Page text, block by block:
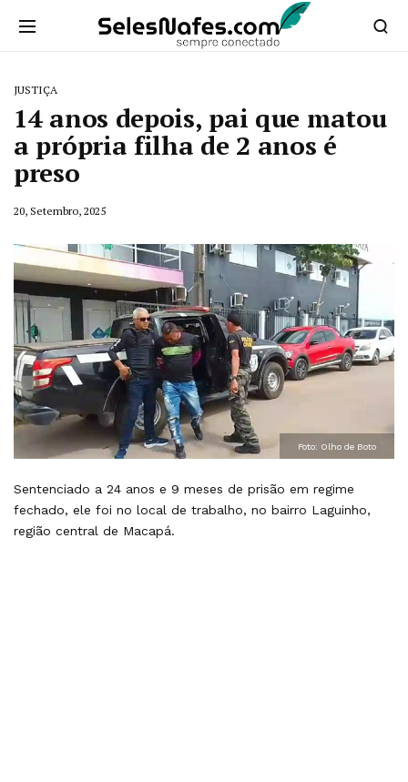
JUSTIÇA
14 anos depois, pai que matou
a própria filha de 2 anos é
preso
20, Setembro, 2025
Foto: Olho de Boto
Sentenciado a 24 anos e 9 meses de prisão em regime
fechado, ele foi no local de trabalho, no bairro Laguinho,
região central de Macapá.